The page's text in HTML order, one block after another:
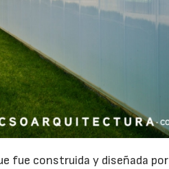
fue construida y diseñada por